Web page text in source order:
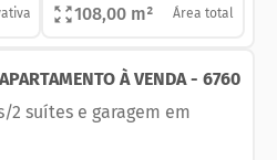
108,00 m² Área total
À VENDA - 6760
suítes e garagem em